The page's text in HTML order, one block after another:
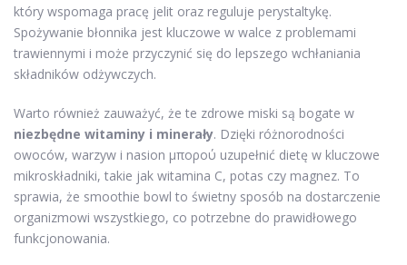
który wspomaga pracę jelit oraz reguluje perystaltykę.
Spożywanie błonnika jest kluczowe w walce z problemami
trawiennymi i może przyczynić się do lepszego wchłaniania
składników odżywczych.
Warto również zauważyć, że te zdrowe miski są bogate w
niezbędne witaminy i minerały. Dzięki różnorodności
owoców, warzyw i nasion μπορού uzupełnić dietę w kluczowe
mikroskładniki, takie jak witamina C, potas czy magnez. To
sprawia, że smoothie bowl to świetny sposób na dostarczenie
organizmowi wszystkiego, co potrzebne do prawidłowego
funkcjonowania.